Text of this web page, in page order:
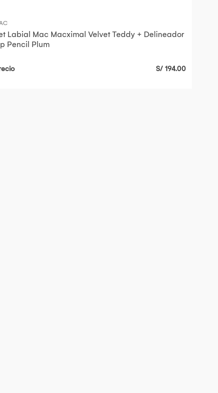
Labial Mac Macximal Velvet Teddy + Delineador
Pencil Plum
S/ 194.00